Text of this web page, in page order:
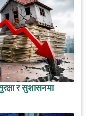
र सुशासनमा